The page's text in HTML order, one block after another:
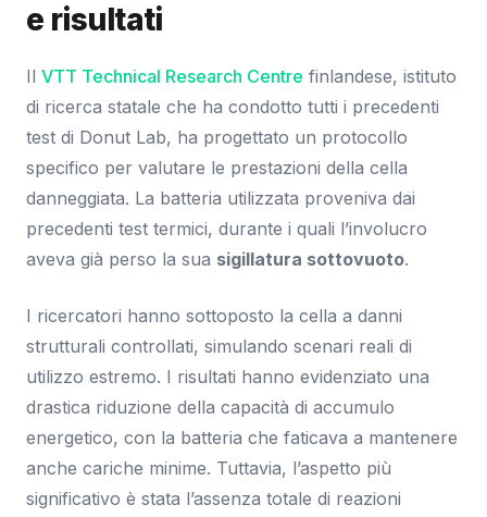
e risultati
Il VTT Technical Research Centre finlandese, istituto
di ricerca statale che ha condotto tutti i precedenti
test di Donut Lab, ha progettato un protocollo
specifico per valutare le prestazioni della cella
danneggiata. La batteria utilizzata proveniva dai
precedenti test termici, durante i quali l’involucro
aveva già perso la sua sigillatura sottovuoto.
I ricercatori hanno sottoposto la cella a danni
strutturali controllati, simulando scenari reali di
utilizzo estremo. I risultati hanno evidenziato una
drastica riduzione della capacità di accumulo
energetico, con la batteria che faticava a mantenere
anche cariche minime. Tuttavia, l’aspetto più
significativo è stata l’assenza totale di reazioni